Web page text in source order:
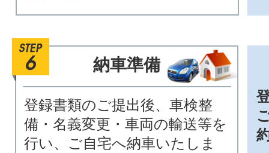
納車準備
登録書類のご提出後、車検整
備・名義変更・車両の輸送等を
行い、ご自宅へ納車いたしま